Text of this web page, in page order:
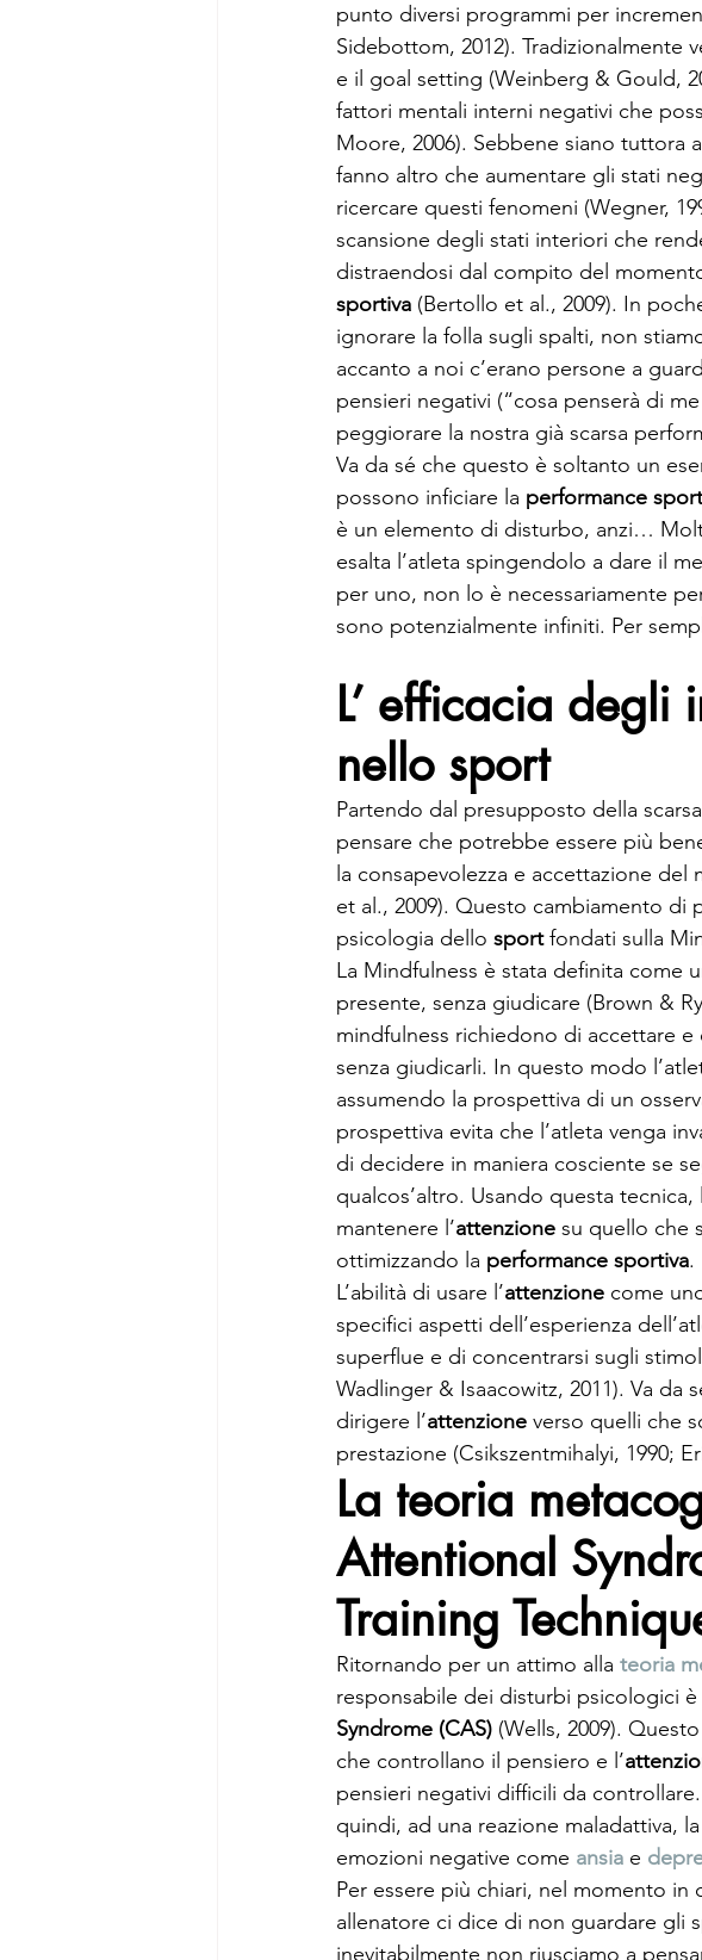
punto diversi programmi per
Sidebottom, 2012). Tradizionalmente
e il goal setting (Weinberg & Gould,
fattori mentali interni negativi che
Moore, 2006). Sebbene siano tuttora
fanno altro che aumentare gli stati
ricercare questi fenomeni (Wegner,
scansione degli stati interiori che
distraendosi dal compito del
sportiva (Bertollo et al., 2009). In
ignorare la folla sugli spalti, non
accanto a noi c’erano persone a
pensieri negativi (“cosa penserà di
peggiorare la nostra già scarsa
Va da sé che questo è soltanto un
possono inficiare la performance
è un elemento di disturbo, anzi…
esalta l’atleta spingendolo a dare il
per uno, non lo è necessariamente
sono potenzialmente infiniti. Per
L’ efficacia degli
nello sport
Partendo dal presupposto della
pensare che potrebbe essere più
la consapevolezza e accettazione
et al., 2009). Questo cambiamento di
psicologia dello sport fondati sulla
La Mindfulness è stata definita come
presente, senza giudicare (Brown &
mindfulness richiedono di accettare
senza giudicarli. In questo modo
assumendo la prospettiva di un
prospettiva evita che l’atleta venga
di decidere in maniera cosciente se
qualcos’altro. Usando questa
mantenere l’attenzione su quello che
ottimizzando la performance sportiva.
L’abilità di usare l’attenzione come
specifici aspetti dell’esperienza
superflue e di concentrarsi sugli
Wadlinger & Isaacowitz, 2011). Va da
dirigere l’attenzione verso quelli che
prestazione (Csikszentmihalyi, 1990;
La teoria
Attentional
Training
Ritornando per un attimo alla teoria
responsabile dei disturbi psicologici
Syndrome (CAS) (Wells, 2009).
che controllano il pensiero e l’
pensieri negativi difficili da
quindi, ad una reazione maladattiva,
emozioni negative come ansia e
Per essere più chiari, nel momento
allenatore ci dice di non guardare gli
inevitabilmente non riusciamo a